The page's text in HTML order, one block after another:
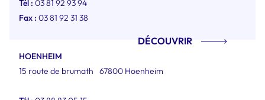
Tél : 03 81 92 93 94
Fax : 03 81 92 31 38
DÉCOUVRIR
HOENHEIM
15 route de brumath
67800 Hoenheim